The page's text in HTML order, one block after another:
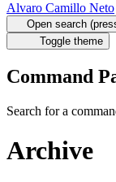
Alvaro Camillo Neto
Open search
Toggle theme
Command
Search for a
Archive